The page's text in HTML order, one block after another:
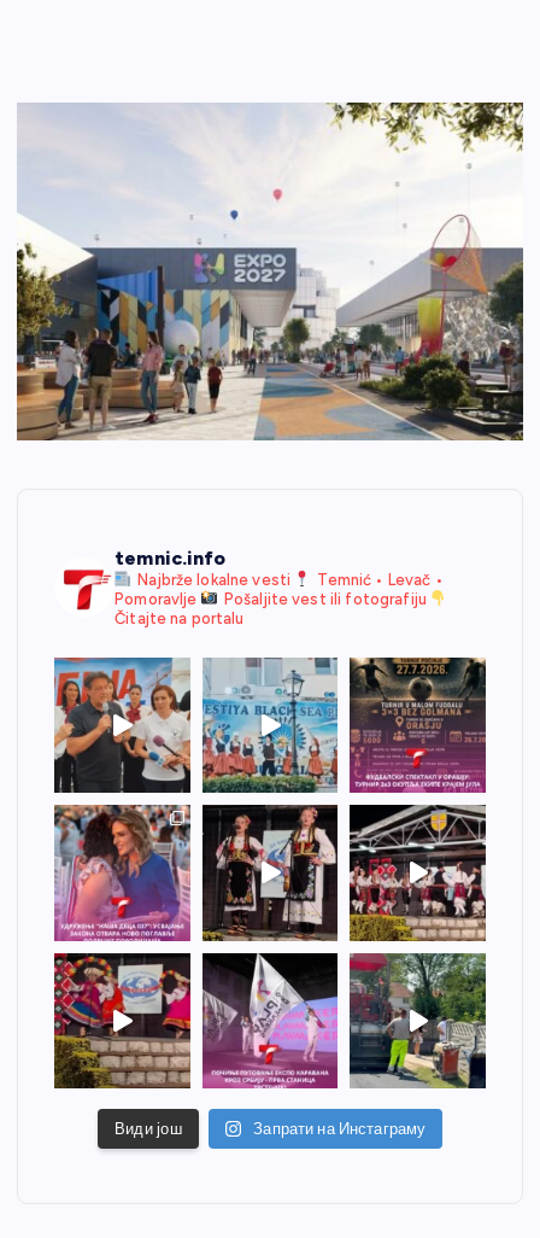
temnic.info
Najbrže lokalne vesti
Temnić • Levač •
Pomoravlje
Pošaljite vest ili fotografiju
Čitajte na portalu
Види још Запрати на Инстаграму